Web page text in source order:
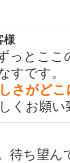
様
っとこ
すです。
さがど
くお願い
待ち望ん